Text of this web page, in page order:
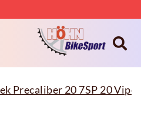
Precaliber 20 7SP 20